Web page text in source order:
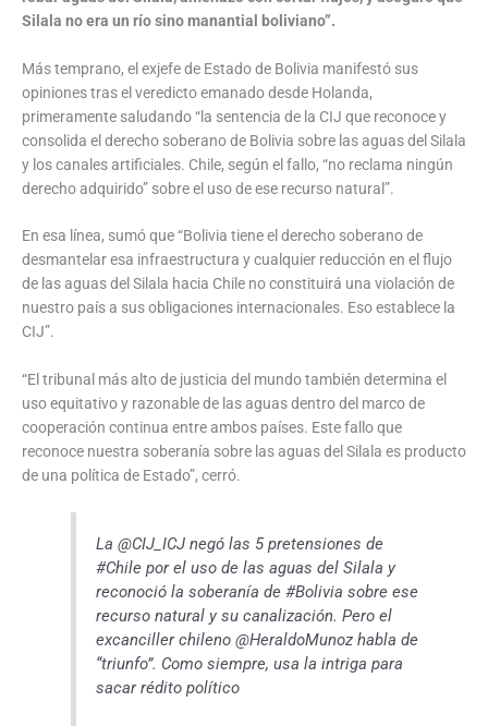
Silala no era un río sino manantial boliviano”.
Más temprano, el exjefe de Estado de Bolivia manifestó sus
opiniones tras el veredicto emanado desde Holanda,
primeramente saludando “la sentencia de la CIJ que reconoce y
consolida el derecho soberano de Bolivia sobre las aguas del Silala
y los canales artificiales. Chile, según el fallo, “no reclama ningún
derecho adquirido” sobre el uso de ese recurso natural”.
En esa línea, sumó que “Bolivia tiene el derecho soberano de
desmantelar esa infraestructura y cualquier reducción en el flujo
de las aguas del Silala hacia Chile no constituirá una violación de
nuestro país a sus obligaciones internacionales. Eso establece la
CIJ”.
“El tribunal más alto de justicia del mundo también determina el
uso equitativo y razonable de las aguas dentro del marco de
cooperación continua entre ambos países. Este fallo que
reconoce nuestra soberanía sobre las aguas del Silala es producto
de una política de Estado”, cerró.
La @CIJ_ICJ negó las 5 pretensiones de
#Chile por el uso de las aguas del Silala y
reconoció la soberanía de #Bolivia sobre ese
recurso natural y su canalización. Pero el
excanciller chileno @HeraldoMunoz habla de
“triunfo”. Como siempre, usa la intriga para
sacar rédito político